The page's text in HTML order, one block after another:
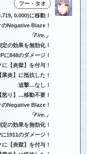
フー・タオ
0.000)に移動！
のNegative Blaze！
「Fire.」
の効果を無効化！
に848のダメージ！
に【炎獄】を付与！
業炎】に抵抗した！
追撃…なし！
怒り】…移動不要！
のNegative Blaze！
「Fire.」
の効果を無効化！
1911のダメージ！
に【炎獄】を付与！